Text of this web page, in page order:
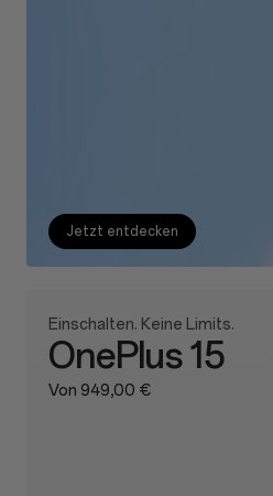
Jetzt entdecken
Einschalten. Keine Limits.
OnePlus 15
Von 949,00 €